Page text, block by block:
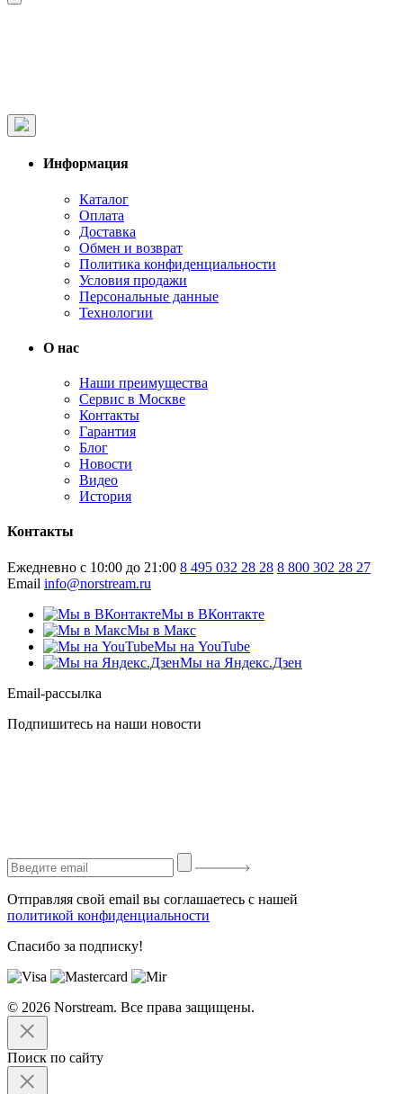
Информация
Каталог
Оплата
Доставка
Обмен и возврат
Политика конфиденциальности
Условия продажи
Персональные данные
Технологии
О нас
Наши преимущества
Сервис в Москве
Контакты
Гарантия
Блог
Новости
Видео
История
Контакты
Ежедневно с 10:00 до 21:00 8 495 032 28 28 8 800 302 28 27
Email info@norstream.ru
Мы в ВКонтакте
Мы в Макс
Мы на YouTube
Мы на Яндекс.Дзен
Email-рассылка
Подпишитесь на наши новости
Отправляя свой email вы соглашаетесь с нашей
политикой конфиденциальности
Спасибо за подписку!
© 2026 Norstream. Все права защищены.
Поиск по сайту